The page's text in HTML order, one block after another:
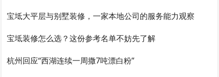
宝坻大平层与别墅装修，一家本地公司的服务能力观察
宝坻装修怎么选？这份参考名单不妨先了解
杭州回应“西湖连续一周撒7吨漂白粉”